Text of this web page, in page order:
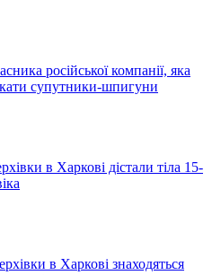
російської компанії, яка
супутники-шпигуни
в Харкові дістали тіла 15-
в Харкові знаходяться